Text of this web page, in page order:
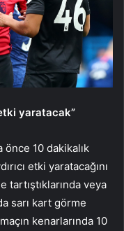
yaratacak”
10 dakikalık
etki yaratacağını
tartıştıklarında veya
sarı kart görme
kenarlarında 10